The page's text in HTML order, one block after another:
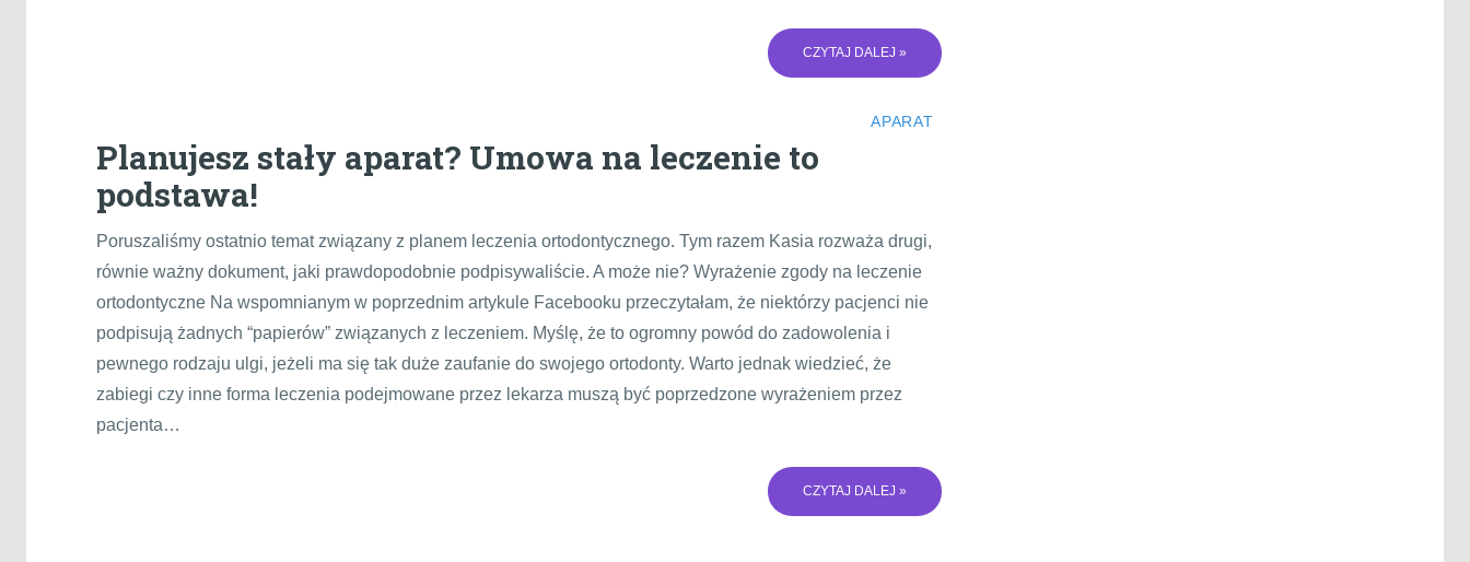
CZYTAJ DALEJ »
APARAT
Planujesz stały aparat? Umowa na leczenie to
podstawa!
Poruszaliśmy ostatnio temat związany z planem leczenia ortodontycznego. Tym razem Kasia rozważa drugi,
równie ważny dokument, jaki prawdopodobnie podpisywaliście. A może nie? Wyrażenie zgody na leczenie
ortodontyczne Na wspomnianym w poprzednim artykule Facebooku przeczytałam, że niektórzy pacjenci nie
podpisują żadnych “papierów” związanych z leczeniem. Myślę, że to ogromny powód do zadowolenia i
pewnego rodzaju ulgi, jeżeli ma się tak duże zaufanie do swojego ortodonty. Warto jednak wiedzieć, że
zabiegi czy inne forma leczenia podejmowane przez lekarza muszą być poprzedzone wyrażeniem przez
pacjenta…
CZYTAJ DALEJ »